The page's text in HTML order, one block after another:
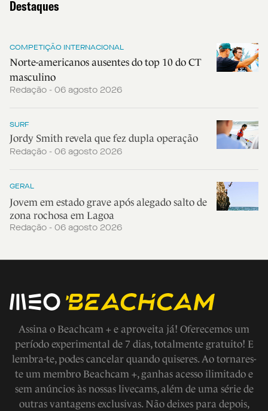
Destaques
COMPETIÇÃO INTERNACIONAL
Norte-americanos ausentes do top 10 do CT
masculino
Redação - 06 agosto 2026
SURF
Jordy Smith revela que fez dupla operação
Redação - 06 agosto 2026
GERAL
Jovem em estado grave após alegado salto de
zona rochosa em Lagoa
Redação - 06 agosto 2026
Assina o Beachcam + e aproveita já! Oferecemos um
período experimental de 7 dias, totalmente gratuito! E
lembra-te, podes cancelar quando quiseres. Ao tornares-
te um membro Beachcam +, ganhas acesso ilimitado e
sem anúncios às nossas livecams, além de uma série de
outras vantagens exclusivas. Não deixes para depois,